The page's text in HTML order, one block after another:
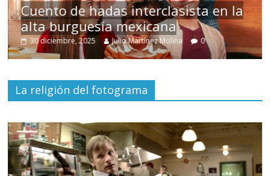
Cuento de hadas interclasista en la
alta burguesía mexicana
30 diciembre, 2025 Julio Martínez Molina 0
La religión del fotograma